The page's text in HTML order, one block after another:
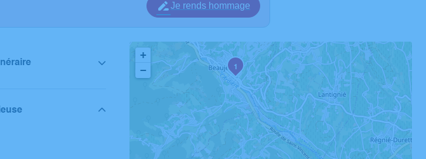
Je rends hommage
1
+
−